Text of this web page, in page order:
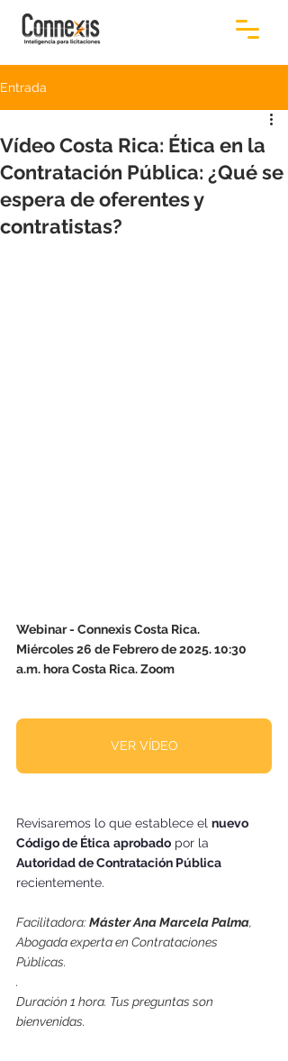
Entrada
Vídeo Costa Rica: Ética en la
Contratación Pública: ¿Qué se
espera de oferentes y
contratistas?
Webinar - Connexis Costa Rica.
Miércoles 26 de Febrero de 2025. 10:30
a.m. hora Costa Rica. Zoom
VER VÍDEO
Revisaremos lo que establece el nuevo
Código de Ética aprobado por la
Autoridad de Contratación Pública
recientemente.
Facilitadora: Máster Ana Marcela Palma,
Abogada experta en Contrataciones
Públicas.
.
Duración 1 hora. Tus preguntas son
bienvenidas.